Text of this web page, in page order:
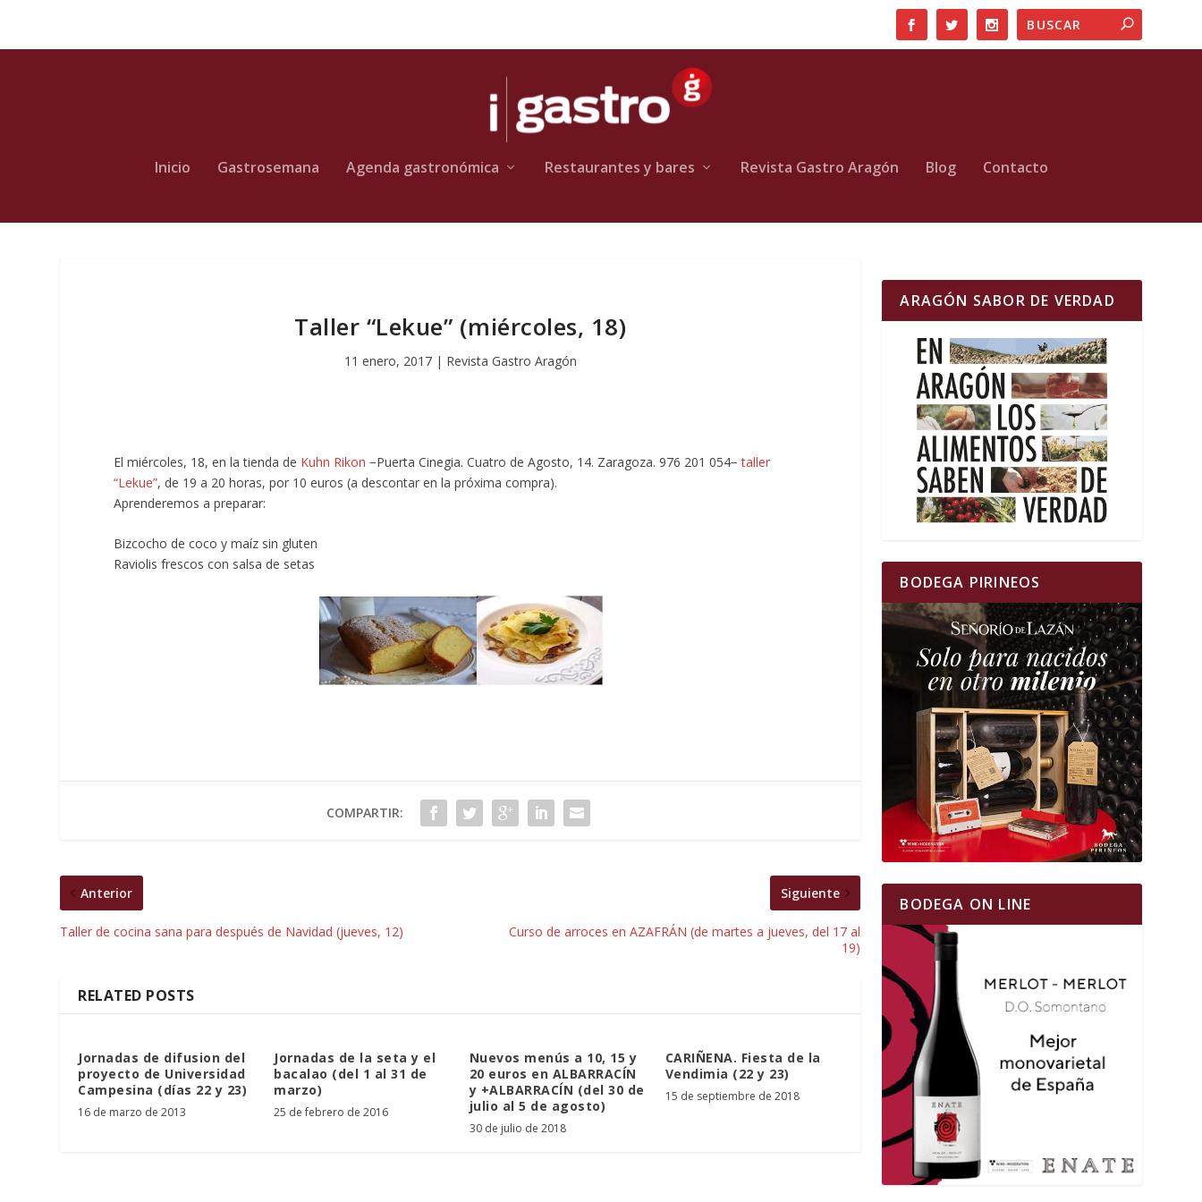
Inicio Gastrosemana Agenda gastronómica Restaurantes y bares Revista Gastro Aragón Blog Contacto
Taller “Lekue” (miércoles, 18)
11 enero, 2017| Revista Gastro Aragón
El miércoles, 18, en la tienda de Kuhn Rikon −Puerta Cinegia. Cuatro de Agosto, 14. Zaragoza. 976 201 054−taller
“Lekue”, de 19 a 20 horas, por 10 euros (a descontar en la próxima compra).
Aprenderemos a preparar:
Bizcocho de coco y maíz sin gluten
Raviolis frescos con salsa de setas
COMPARTIR:
Anterior
Taller de cocina sana para después de Navidad (jueves, 12)
Siguiente
Curso de arroces en AZAFRÁN (de martes a jueves, del 17 al
19)
RELATED POSTS
Jornadas de difusion del
proyecto de Universidad
Campesina (días 22 y 23)
16 de marzo de 2013
Jornadas de la seta y el
bacalao (del 1 al 31 de
marzo)
25 de febrero de 2016
Nuevos menús a 10, 15 y
20 euros en ALBARRACÍN
y +ALBARRACÍN (del 30 de
julio al 5 de agosto)
30 de julio de 2018
CARIÑENA. Fiesta de la
Vendimia (22 y 23)
15 de septiembre de 2018
ARAGÓN SABOR DE VERDAD
BODEGA PIRINEOS
BODEGA ON LINE